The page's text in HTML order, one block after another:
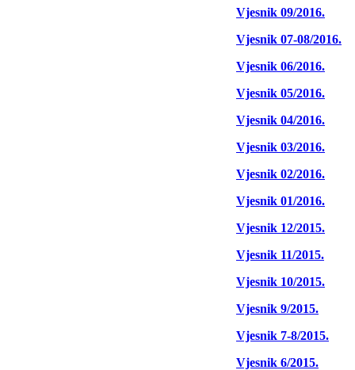
Vjesnik 09/2016.
Vjesnik 07-08/2016.
Vjesnik 06/2016.
Vjesnik 05/2016.
Vjesnik 04/2016.
Vjesnik 03/2016.
Vjesnik 02/2016.
Vjesnik 01/2016.
Vjesnik 12/2015.
Vjesnik 11/2015.
Vjesnik 10/2015.
Vjesnik 9/2015.
Vjesnik 7-8/2015.
Vjesnik 6/2015.